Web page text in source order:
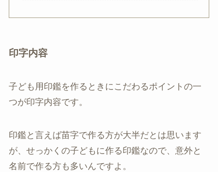
印字内容
子ども用印鑑を作るときにこだわるポイントの一
つが印字内容です。
印鑑と言えば苗字で作る方が大半だとは思います
が、せっかくの子どもに作る印鑑なので、意外と
名前で作る方も多いんですよ。